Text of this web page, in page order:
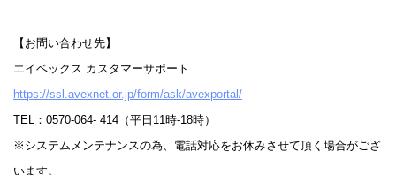
【お問い合わせ先】
エイベックス カスタマーサポート
https://ssl.avexnet.or.jp/form/ask/avexportal/
TEL：0570-064- 414（平日11時-18時）
※システムメンテナンスの為、電話対応をお休みさせて頂く場合がござ
います。